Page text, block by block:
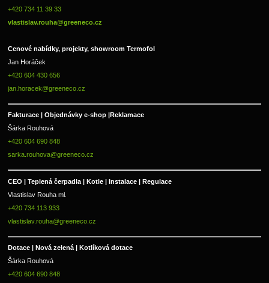
+420 734 11 39 33
vlastislav.rouha@greeneco.cz
Cenové nabídky, projekty, showroom Termofol
Jan Horáček
+420 604 430 656
jan.horacek@greeneco.cz
Fakturace | Objednávky e-shop |
Reklamace
Šárka Rouhová
+420 604 690 848
sarka.rouhova@greeneco.cz
CEO | Teplená čerpadla | Kotle | Instalace | Regulace
Vlastislav Rouha ml.
+420 734 113 933
vlastislav.rouha@greeneco.cz
Dotace | Nová zelená | Kotlíková dotace
Šárka Rouhová
+420 604 690 848